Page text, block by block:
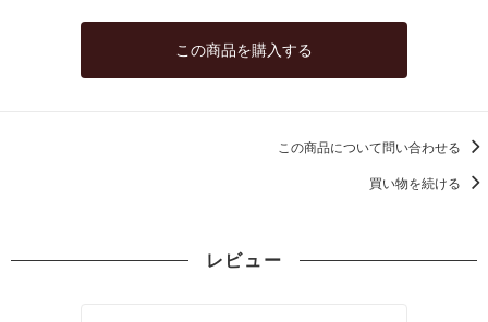
この商品を購入する
この商品について問い合わせる
買い物を続ける
レビュー